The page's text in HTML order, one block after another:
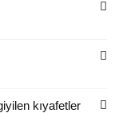
kıyafetler